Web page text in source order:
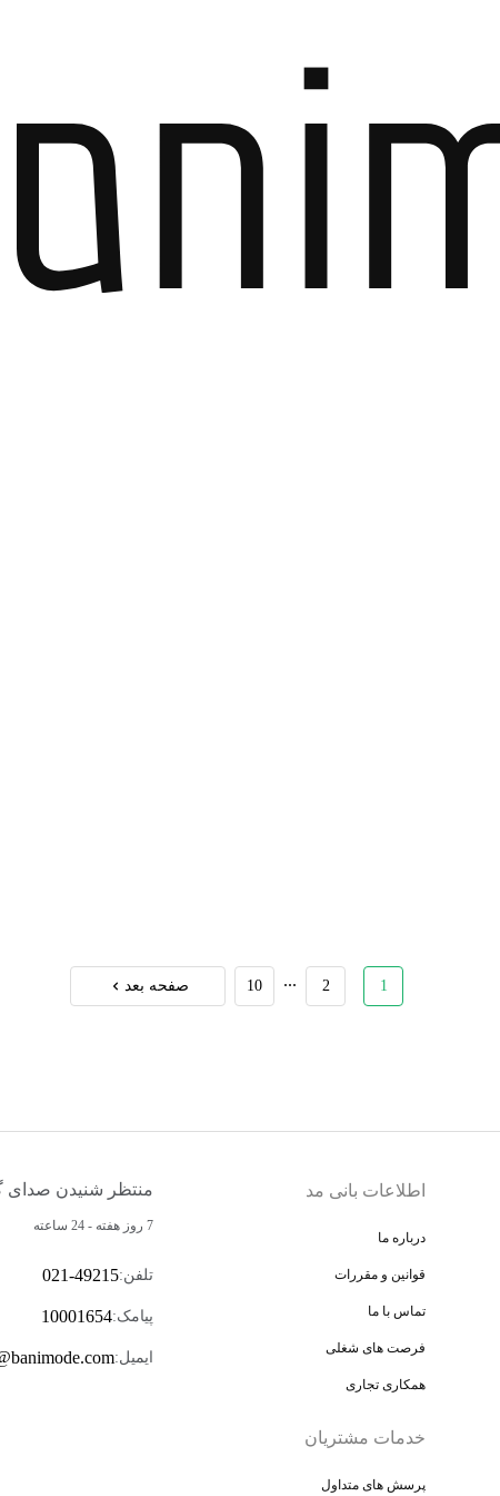
صفحه بعد 1
2
...
10
اطلاعات بانی مد
درباره ما
قوانین و مقررات
تماس با ما
فرصت های شغلی
همکاری تجاری
خدمات مشتریان
پرسش های متداول
منتظر شنیدن صدای
7 روز هفته - 24 ساعته
تلفن:
021-49215
پیامک:
10001654
ایمیل: